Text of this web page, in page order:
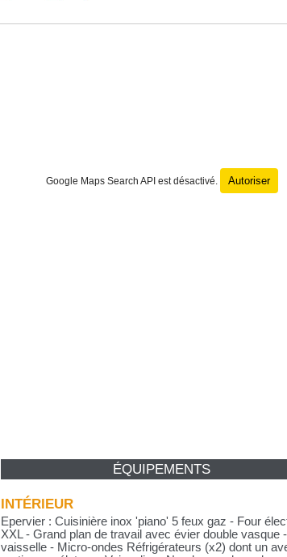
Google Maps Search API est désactivé. Autoriser
ÉQUIPEMENTS
INTÉRIEUR
Epervier : Cuisinière inox 'piano' 5 feux gaz - Four
XXL - Grand plan de travail avec évier double vasque
vaisselle - Micro-ondes Réfrigérateurs (x2) dont un